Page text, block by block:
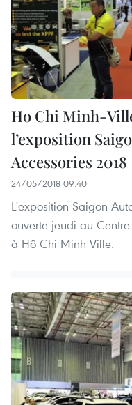
Ho Chi Minh-
l’exposition
Accessories 2018
24/05/2018 09:40
L'exposition Saigon
ouverte jeudi au
à Hô Chi Minh-Ville.